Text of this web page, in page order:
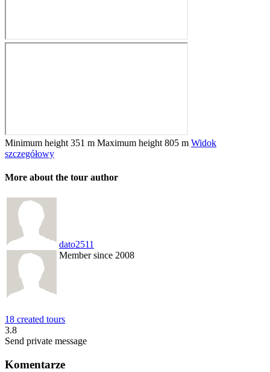
Minimum height 351 m Maximum height 805 m Widok
szczegółowy
More about the tour author
dato2511
Member since 2008
18 created tours
3.8
Send private message
Komentarze